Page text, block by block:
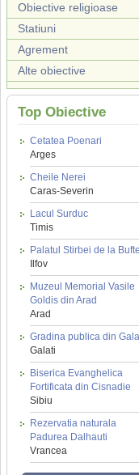
Obiective religioase
Statiuni
Agrement
Alte obiective
Top Obiective
Cetatea Poenari
Arges
Cheile Nerei
Caras-Severin
Lacul Surduc
Timis
Palatul Stirbei de la
Ilfov
Muzeul Memorial Vasile
Goldis din Arad
Arad
Gradina publica din
Galati
Biserica Evanghelica
Fortificata din Cisnadie
Sibiu
Rezervatia naturala
Padurea Dalhauti
Vrancea